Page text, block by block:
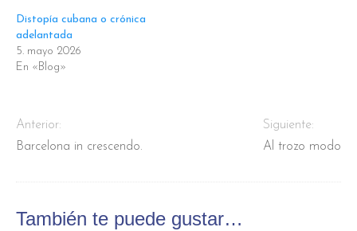
Distopía cubana o crónica
adelantada
5. mayo 2026
En «Blog»
Anterior:
Barcelona in crescendo.
Siguiente:
Al trozo modo
También te puede gustar…